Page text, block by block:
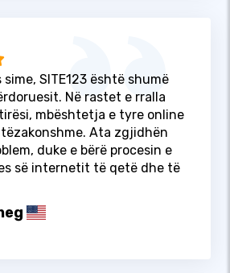
SITE123 është shumë
Në rastet e rralla
mbështetja e tyre online
Ata zgjidhën
duke e bërë procesin e
së internetit të qetë dhe të